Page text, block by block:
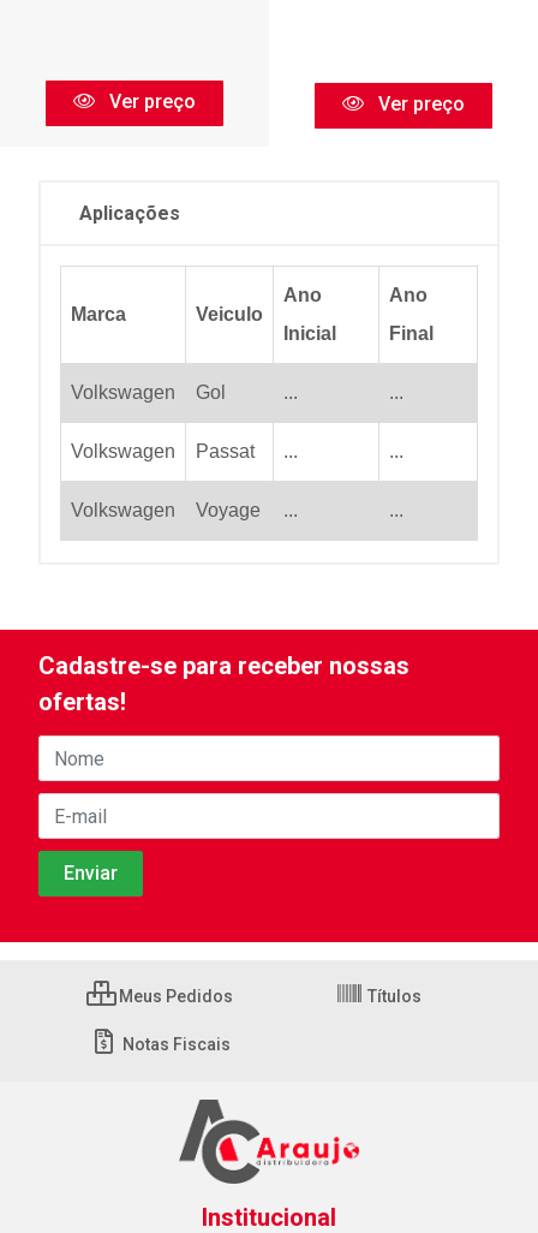
Ver preço Ver preço
Aplicações
Marca Veiculo
Ano
Inicial
Ano
Final
Volkswagen Gol ... ...
Volkswagen Passat ... ...
Volkswagen Voyage ... ...
Cadastre-se para receber nossas
ofertas!
Meus Pedidos Títulos
Notas Fiscais
Institucional